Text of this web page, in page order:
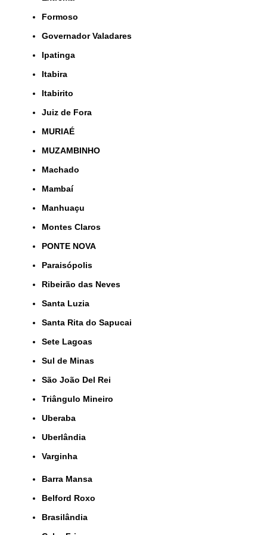
Formoso
Governador Valadares
Ipatinga
Itabira
Itabirito
Juiz de Fora
MURIAÉ
MUZAMBINHO
Machado
Mambaí
Manhuaçu
Montes Claros
PONTE NOVA
Paraisópolis
Ribeirão das Neves
Santa Luzia
Santa Rita do Sapucai
Sete Lagoas
Sul de Minas
São João Del Rei
Triângulo Mineiro
Uberaba
Uberlândia
Varginha
Barra Mansa
Belford Roxo
Brasilândia